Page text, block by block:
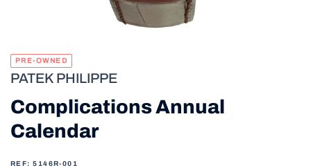
PATEK PHILIPPE
PRE-OWNED
Complications Annual
Calendar
REF: 5146R-001